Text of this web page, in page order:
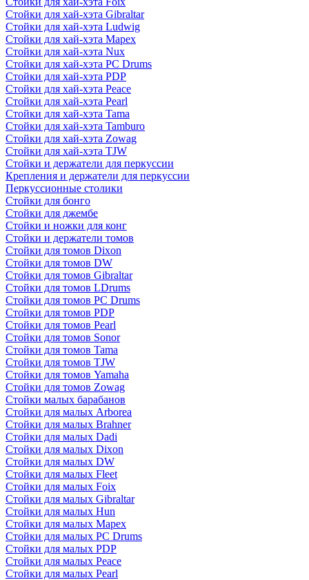
Стойки для хай-хэта Gibraltar
Стойки для хай-хэта Ludwig
Стойки для хай-хэта Mapex
Стойки для хай-хэта Nux
Стойки для хай-хэта PC Drums
Стойки для хай-хэта PDP
Стойки для хай-хэта Peace
Стойки для хай-хэта Pearl
Стойки для хай-хэта Tama
Стойки для хай-хэта Tamburo
Стойки для хай-хэта Zowag
Стойки для хай-хэта TJW
Стойки и держатели для перкуссии
Крепления и держатели для перкуссии
Перкуссионные столики
Стойки для бонго
Стойки для джембе
Стойки и ножки для конг
Стойки и держатели томов
Стойки для томов Dixon
Стойки для томов DW
Стойки для томов Gibraltar
Стойки для томов LDrums
Стойки для томов PC Drums
Стойки для томов PDP
Стойки для томов Pearl
Стойки для томов Sonor
Стойки для томов Tama
Стойки для томов TJW
Стойки для томов Yamaha
Стойки для томов Zowag
Стойки малых барабанов
Стойки для малых Arborea
Стойки для малых Brahner
Стойки для малых Dadi
Стойки для малых Dixon
Стойки для малых DW
Стойки для малых Fleet
Стойки для малых Foix
Стойки для малых Gibraltar
Стойки для малых Hun
Стойки для малых Mapex
Стойки для малых PC Drums
Стойки для малых PDP
Стойки для малых Peace
Стойки для малых Pearl